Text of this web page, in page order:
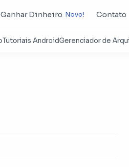
Ganhar Dinheiro Contato